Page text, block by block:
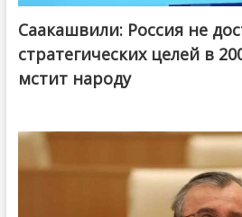
Саакашвили: Россия не
стратегических целей в
мстит народу